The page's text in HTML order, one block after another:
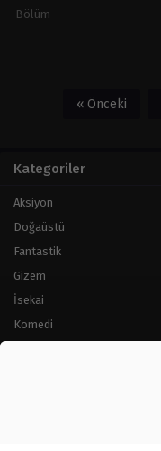
Bölüm
« Önceki
Kategoriler
Aksiyon
Doğaüstü
Fantastik
Gizem
İsekai
Komedi